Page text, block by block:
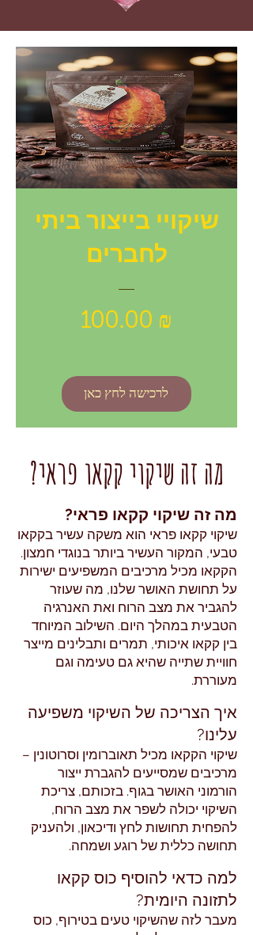
שיקויי בייצור ביתי
לחברים
100.00 ₪
לרכישה לחץ כאן
מה זה שיקוי קקאו פראי?
מה זה שיקוי קקאו פראי?
שיקוי קקאו פראי הוא משקה עשיר בקקאו
טבעי, המקור העשיר ביותר בנוגדי חמצון.
הקקאו מכיל מרכיבים המשפיעים ישירות
על תחושת האושר שלנו, מה שעוזר
להגביר את מצב הרוח ואת האנרגיה
הטבעית במהלך היום. השילוב המיוחד
בין קקאו איכותי, תמרים ותבלינים מייצר
חוויית שתייה שהיא גם טעימה וגם
מעוררת.
איך הצריכה של השיקוי משפיעה
עלינו?
שיקוי הקקאו מכיל תאוברומין וסרוטונין –
מרכיבים שמסייעים להגברת ייצור
הורמוני האושר בגוף. בזכותם, צריכת
השיקוי יכולה לשפר את מצב הרוח,
להפחית תחושות לחץ ודיכאון, ולהעניק
תחושה כללית של רוגע ושמחה.
למה כדאי להוסיף כוס קקאו
לתזונה היומית?
מעבר לזה שהשיקוי טעים בטירוף, כוס